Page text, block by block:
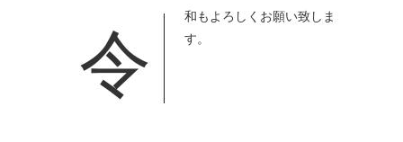
令和もよろしくお願い致しま す。